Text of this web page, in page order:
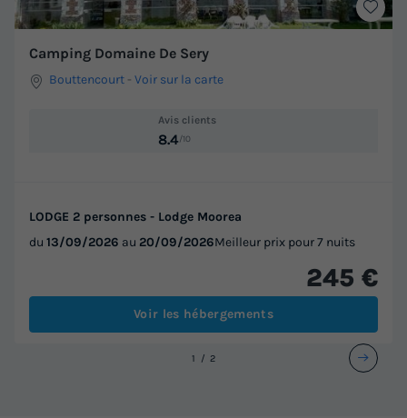
Camping Domaine De Sery
Bouttencourt -Voir sur la carte
Avis clients
8.4/10
LODGE 2 personnes - Lodge Moorea
du 13/09/2026 au 20/09/2026Meilleur prix pour 7 nuits
245 €
Voir les hébergements
1 2